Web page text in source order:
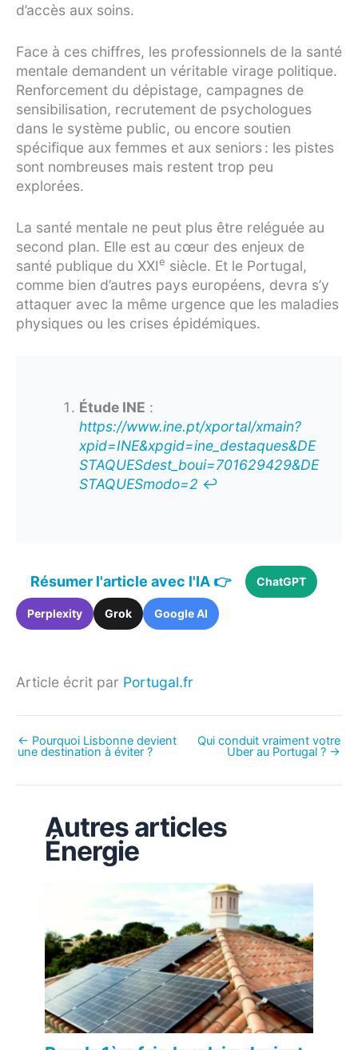
d’accès aux soins.
Face à ces chiffres, les professionnels de la santé
mentale demandent un véritable virage politique.
Renforcement du dépistage, campagnes de
sensibilisation, recrutement de psychologues
dans le système public, ou encore soutien
spécifique aux femmes et aux seniors : les pistes
sont nombreuses mais restent trop peu
explorées.
La santé mentale ne peut plus être reléguée au
second plan. Elle est au cœur des enjeux de
santé publique du XXIe siècle. Et le Portugal,
comme bien d’autres pays européens, devra s’y
attaquer avec la même urgence que les maladies
physiques ou les crises épidémiques.
Étude INE :
https://www.ine.pt/xportal/xmain?
xpid=INE&xpgid=ine_destaques&DE
STAQUESdest_boui=701629429&DE
STAQUESmodo=2 ↩︎
Résumer l'article avec l'IA 👉 ChatGPT
Perplexity Grok Google AI
Article écrit par Portugal.fr
← Pourquoi Lisbonne devient
une destination à éviter ?
Qui conduit vraiment votre
Uber au Portugal ? →
Autres articles
Énergie